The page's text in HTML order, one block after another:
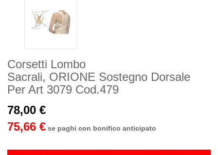
Corsetti Lombo
Sacrali, ORIONE Sostegno Dorsale
Per Art 3079 Cod.479
78,00 €
75,66 € se paghi con bonifico anticipato